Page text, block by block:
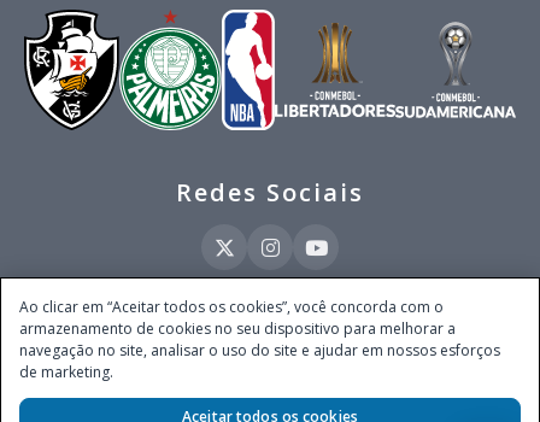
Redes Sociais
Este site é operado pela Ventmear Brasil LTDA (CNPJ 52.868.380/0001-84), com
endereço na Avenida Brigadeiro Faria Lima, nº 4.055, 3º andar, Itaim Bibi, no
Município de São Paulo, Estado de São Paulo, CEP 04538-133, Brasil - empresa
autorizada a operar apostas de quota fixa em todo território nacional pela
Secretaria de Prêmios e Apostas do Ministério da Fazenda, conforme Portaria nº
Ao clicar em “Aceitar todos os cookies”, você concorda com o
armazenamento de cookies no seu dispositivo para melhorar a
navegação no site, analisar o uso do site e ajudar em nossos esforços
de marketing.
Aceitar todos os cookies